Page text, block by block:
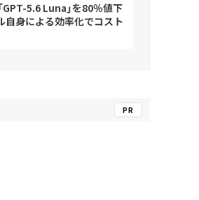
GPT-5.6 Luna」を80％値下
身による効率化でコスト
PR